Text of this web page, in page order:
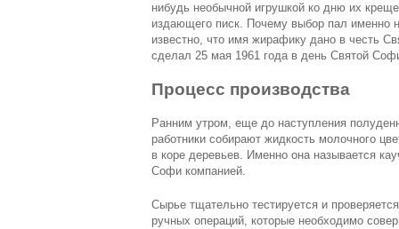
нибудь необычной игрушкой ко дню их
издающего писк. Почему выбор пал именно
известно, что имя жирафику дано в честь
сделал 25 мая 1961 года в день Святой
Процесс производства
Ранним утром, еще до наступления
работники собирают жидкость молочного
в коре деревьев. Именно она называется
Софи компанией.
Сырье тщательно тестируется и
ручных операций, которые необходимо